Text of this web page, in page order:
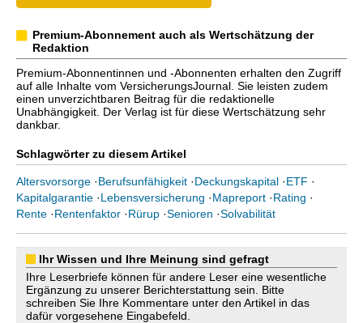
Premium-Abonnement auch als Wertschätzung der
Redaktion
Premium-Abonnentinnen und -Abonnenten erhalten den Zugriff
auf alle Inhalte vom VersicherungsJournal. Sie leisten zudem
einen unverzichtbaren Beitrag für die redaktionelle
Unabhängigkeit. Der Verlag ist für diese Wertschätzung sehr
dankbar.
Schlagwörter zu diesem Artikel
Altersvorsorge ·Berufsunfähigkeit ·Deckungskapital ·ETF ·
Kapitalgarantie ·Lebensversicherung ·Mapreport ·Rating ·
Rente ·Rentenfaktor ·Rürup ·Senioren ·Solvabilität
Ihr Wissen und Ihre Meinung sind gefragt
Ihre Leserbriefe können für andere Leser eine wesentliche
Ergänzung zu unserer Berichterstattung sein. Bitte
schreiben Sie Ihre Kommentare unter den Artikel in das
dafür vorgesehene Eingabefeld.